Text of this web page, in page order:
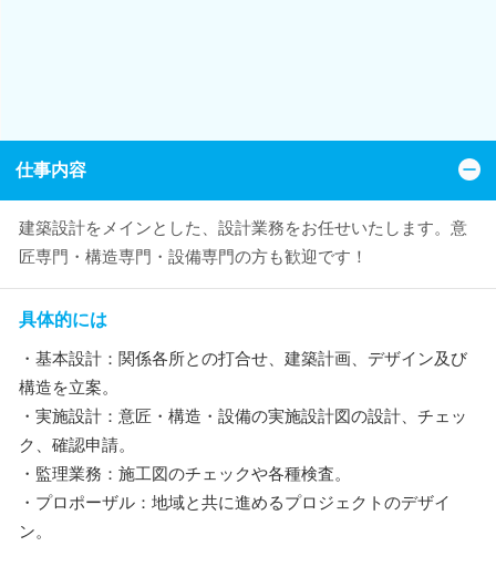
仕事内容
建築設計をメインとした、設計業務をお任せいたします。意
匠専門・構造専門・設備専門の方も歓迎です！
具体的には
・基本設計：関係各所との打合せ、建築計画、デザイン及び
構造を立案。
・実施設計：意匠・構造・設備の実施設計図の設計、チェッ
ク、確認申請。
・監理業務：施工図のチェックや各種検査。
・プロポーザル：地域と共に進めるプロジェクトのデザイ
ン。